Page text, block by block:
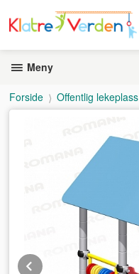
innholdet
Meny
Forside Offentlig lekeplass
Prev